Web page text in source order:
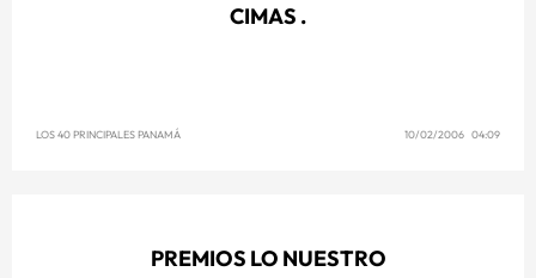
CIMAS .
LOS 40 PRINCIPALES PANAMÁ 10/02/2006 04:09
PREMIOS LO NUESTRO